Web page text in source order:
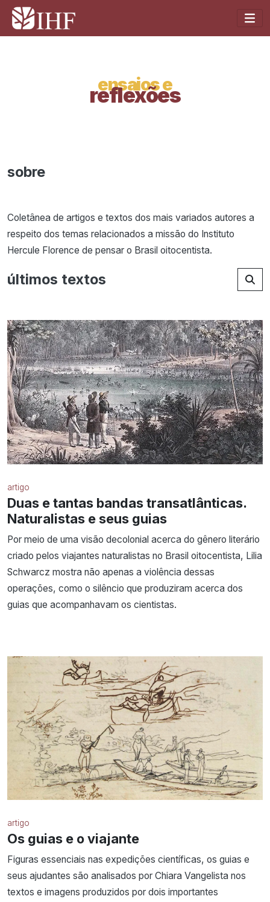
ensaios e
reflexões
sobre
Coletânea de artigos e textos dos mais variados autores a
respeito dos temas relacionados a missão do Instituto
Hercule Florence de pensar o Brasil oitocentista.
últimos textos
artigo
Duas e tantas bandas transatlânticas.
Naturalistas e seus guias
Por meio de uma visão decolonial acerca do gênero literário
criado pelos viajantes naturalistas no Brasil oitocentista, Lilia
Schwarcz mostra não apenas a violência dessas
operações, como o silêncio que produziram acerca dos
guias que acompanhavam os cientistas.
artigo
Os guias e o viajante
Figuras essenciais nas expedições científicas, os guias e
seus ajudantes são analisados por Chiara Vangelista nos
textos e imagens produzidos por dois importantes